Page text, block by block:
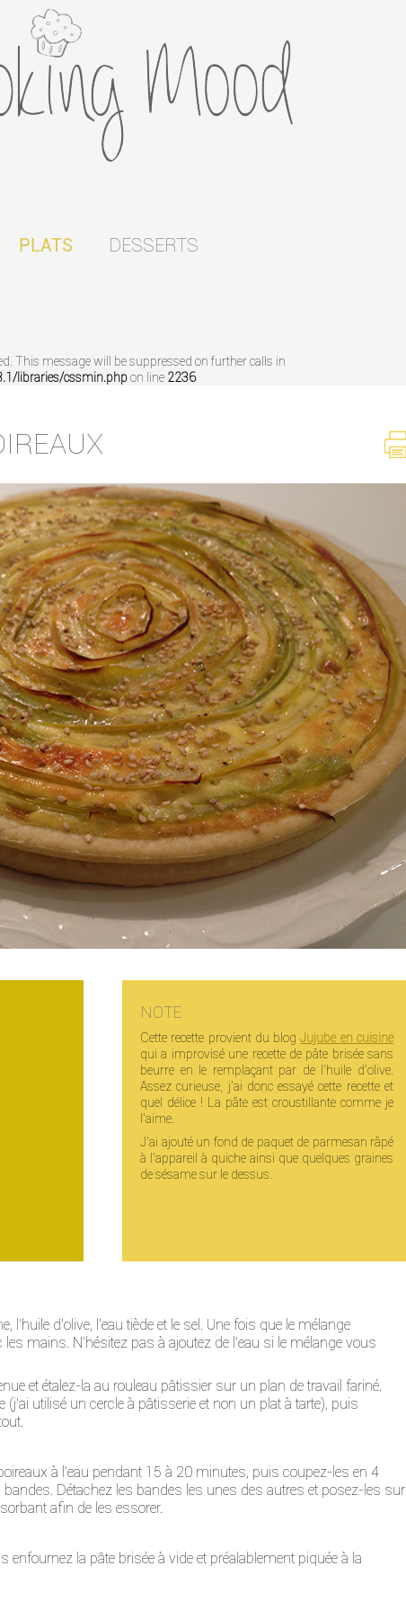
PLATS DESSERTS
This message will be suppressed on further calls in
libraries/cssmin.phpon line 2236
NOTE
Cette recette provient du blogJujube en cuisine
qui a improvisé une recette de pâte brisée sans
beurre en le remplaçant par de l'huile d'olive.
Assez curieuse, j'ai donc essayé cette recette et
quel délice ! La pâte est croustillante comme je
l'aime.
J'ai ajouté un fond de paquet de parmesan râpé
à l'appareil à quiche ainsi que quelques graines
de sésame sur le dessus.
l'huile d'olive, l'eau tiède et le sel. Une fois que le mélange
mains. N'hésitez pas à ajoutez de l'eau si le mélange vous
et étalez-la au rouleau pâtissier sur un plan de travail fariné.
(j'ai utilisé un cercle à pâtisserie et non un plat à tarte), puis
à l'eau pendant 15 à 20 minutes, puis coupez-les en 4
Détachez les bandes les unes des autres et posez-les sur
afin de les essorer.
enfournez la pâte brisée à vide et préalablement piquée à la